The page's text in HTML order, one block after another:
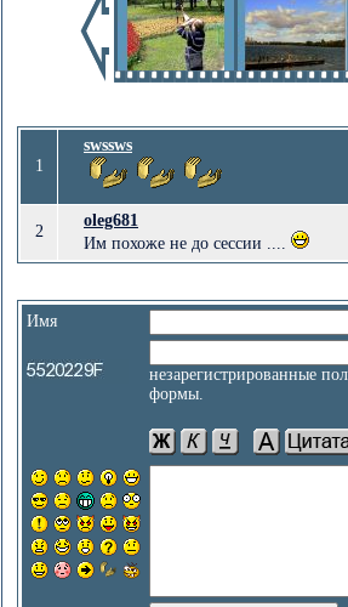
1
swssws
2
oleg681
Им похоже не до сессии ....
Имя
незарегистрированные
формы.